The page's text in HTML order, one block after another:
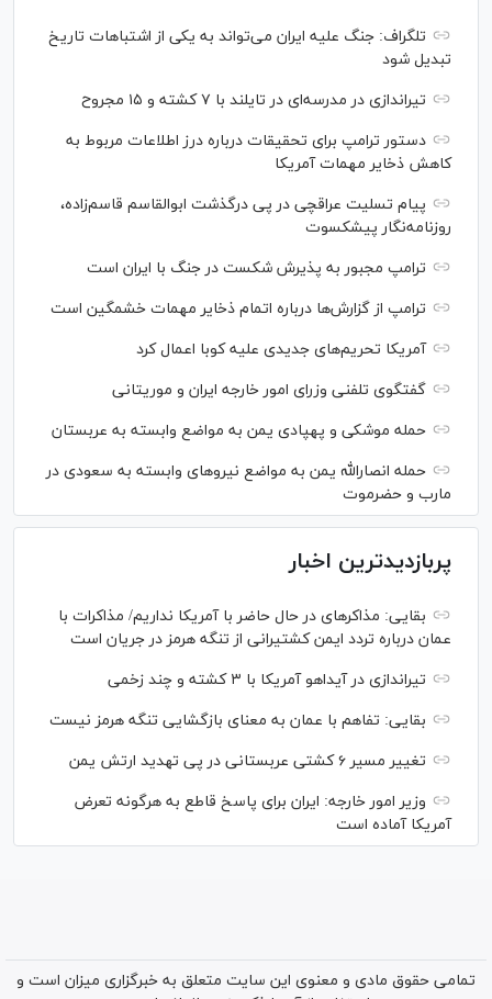
تلگراف: جنگ علیه ایران می‌تواند به یکی از اشتباهات تاریخ
تبدیل شود
تیراندازی در مدرسه‌ای در تایلند با ۷ کشته و ۱۵ مجروح
دستور ترامپ برای تحقیقات درباره درز اطلاعات مربوط به
کاهش ذخایر مهمات آمریکا
پیام تسلیت عراقچی در پی درگذشت ابوالقاسم قاسم‌زاده،
روزنامه‌نگار پیشکسوت
ترامپ مجبور به پذیرش شکست در جنگ با ایران است
ترامپ از گزارش‌ها درباره اتمام ذخایر مهمات خشمگین است
آمریکا تحریم‌های جدیدی علیه کوبا اعمال کرد
گفتگوی تلفنی وزرای امور خارجه ایران و موریتانی
حمله موشکی و پهپادی یمن به مواضع وابسته به عربستان
حمله انصارالله یمن به مواضع نیرو‌های وابسته به سعودی در
مارب و حضرموت
پربازدیدترین اخبار
بقایی: مذاکره‎ای در حال حاضر با آمریکا نداریم/ مذاکرات با
عمان درباره تردد ایمن کشتیرانی از تنگه هرمز در جریان است
تیراندازی در آیداهو آمریکا با ۳ کشته و چند زخمی
بقایی: تفاهم با عمان به معنای بازگشایی تنگه هرمز نیست
تغییر مسیر ۶ کشتی عربستانی در پی تهدید ارتش یمن
وزیر امور خارجه: ایران برای پاسخ قاطع به هرگونه تعرض
آمریکا آماده است
تمامی حقوق مادی و معنوی این سایت متعلق به خبرگزاری میزان است و